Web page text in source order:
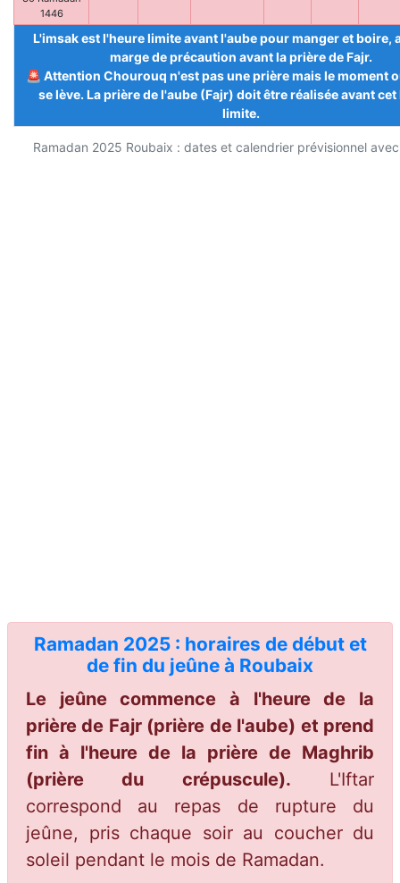
Ramadan 2025 Roubaix : dates et calendrier prévisionnel
1446
L'imsak est l'heure limite avant l'aube pour manger et boire,
marge de précaution avant la prière de Fajr.
🚨 Attention Chourouq n'est pas une prière mais le moment
se lève. La prière de l'aube (Fajr) doit être réalisée avant
limite.
Ramadan 2025 : horaires de début et
de fin du jeûne à Roubaix
Le jeûne commence à l'heure de la
prière de Fajr (prière de l'aube) et prend
fin à l'heure de la prière de Maghrib
(prière du crépuscule). L'Iftar
correspond au repas de rupture du
jeûne, pris chaque soir au coucher du
soleil pendant le mois de Ramadan.